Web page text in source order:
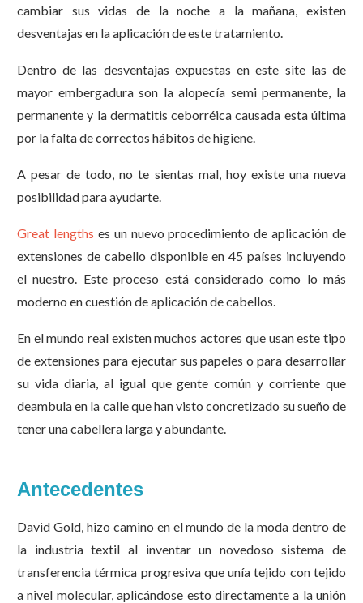
cambiar sus vidas de la noche a la mañana, existen
desventajas en la aplicación de este tratamiento.
Dentro de las desventajas expuestas en este site las de
mayor embergadura son la alopecía semi permanente, la
permanente y la dermatitis ceborréica causada esta última
por la falta de correctos hábitos de higiene.
A pesar de todo, no te sientas mal, hoy existe una nueva
posibilidad para ayudarte.
Great lengths es un nuevo procedimiento de aplicación de
extensiones de cabello disponible en 45 países incluyendo
el nuestro. Este proceso está considerado como lo más
moderno en cuestión de aplicación de cabellos.
En el mundo real existen muchos actores que usan este tipo
de extensiones para ejecutar sus papeles o para desarrollar
su vida diaria, al igual que gente común y corriente que
deambula en la calle que han visto concretizado su sueño de
tener una cabellera larga y abundante.
Antecedentes
David Gold, hizo camino en el mundo de la moda dentro de
la industria textil al inventar un novedoso sistema de
transferencia térmica progresiva que unía tejido con tejido
a nivel molecular, aplicándose esto directamente a la unión